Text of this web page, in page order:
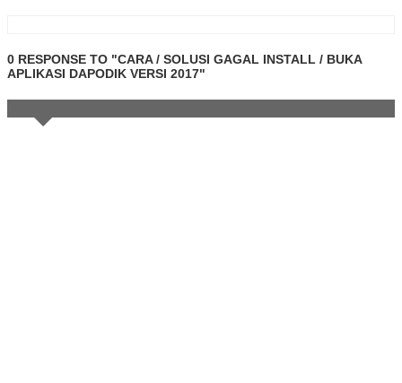
0 RESPONSE TO "CARA / SOLUSI GAGAL INSTALL / BUKA
APLIKASI DAPODIK VERSI 2017"